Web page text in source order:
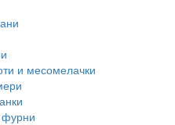
и месомелачки